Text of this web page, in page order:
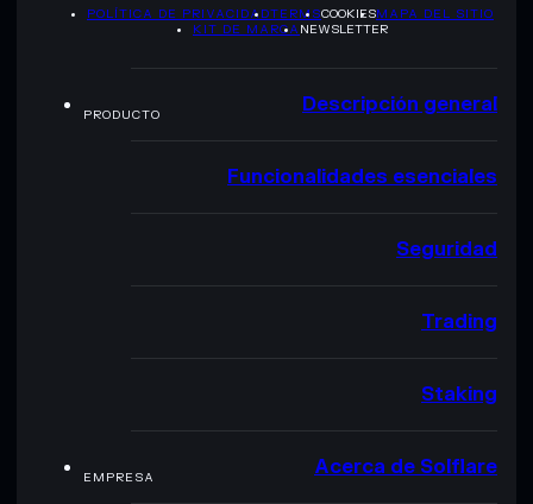
POLÍTICA DE PRIVACIDADTERMSCOOKIESMAPA DEL SITIO
KIT DE MARCA NEWSLETTER
PRODUCTO Descripción general
Funcionalidades esenciales
Seguridad
Trading
Staking
EMPRESA Acerca de Solflare